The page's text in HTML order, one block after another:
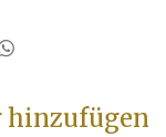
T
hinzufügen